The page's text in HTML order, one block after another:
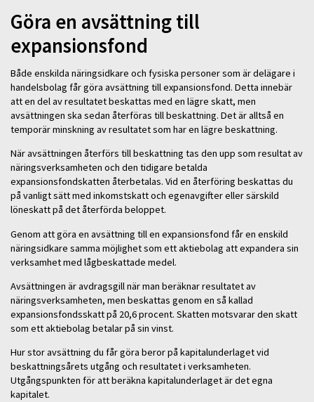
Göra en avsättning till
expansionsfond
Både enskilda näringsidkare och fysiska personer som är delägare i
handelsbolag får göra avsättning till expansionsfond. Detta innebär
att en del av resultatet beskattas med en lägre skatt, men
avsättningen ska sedan återföras till beskattning. Det är alltså en
temporär minskning av resultatet som har en lägre beskattning.
När avsättningen återförs till beskattning tas den upp som resultat av
näringsverksamheten och den tidigare betalda
expansionsfondskatten återbetalas. Vid en återföring beskattas du
på vanligt sätt med inkomstskatt och egenavgifter eller särskild
löneskatt på det återförda beloppet.
Genom att göra en avsättning till en expansionsfond får en enskild
näringsidkare samma möjlighet som ett aktiebolag att expandera sin
verksamhet med lågbeskattade medel.
Avsättningen är avdragsgill när man beräknar resultatet av
näringsverksamheten, men beskattas genom en så kallad
expansionsfondsskatt på 20,6 procent. Skatten motsvarar den skatt
som ett aktiebolag betalar på sin vinst.
Hur stor avsättning du får göra beror på kapitalunderlaget vid
beskattningsårets utgång och resultatet i verksamheten.
Utgångspunkten för att beräkna kapitalunderlaget är det egna
kapitalet.